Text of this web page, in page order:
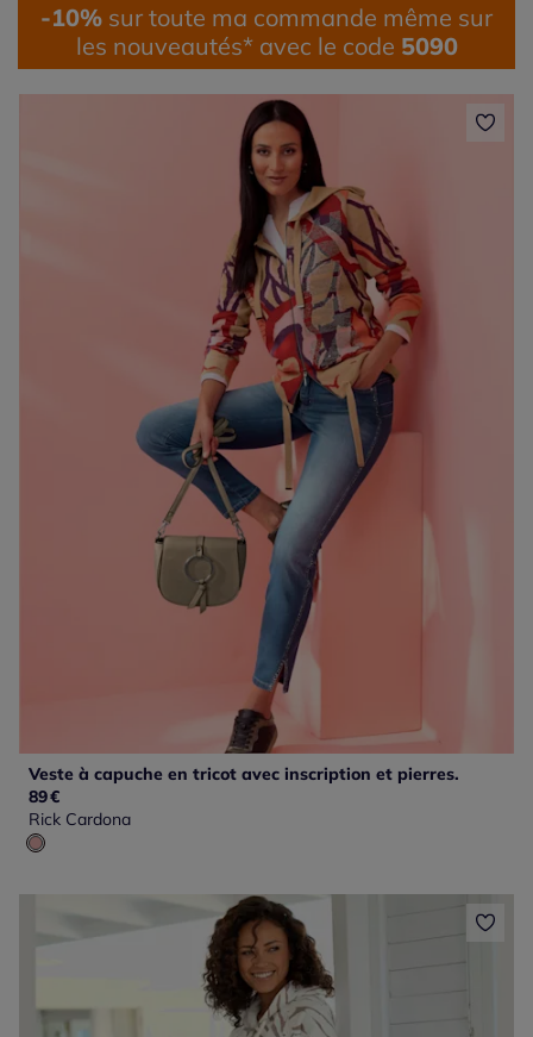
-10% sur toute ma commande même sur
les nouveautés* avec le code 5090
Veste à capuche en tricot avec inscription et pierres.
89€
Rick Cardona